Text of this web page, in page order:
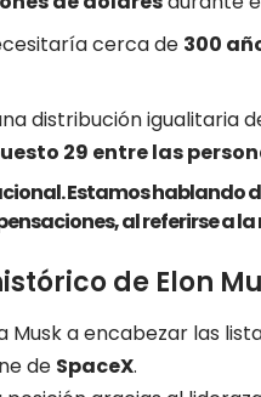
cerca de 300
distribución igualitaria
29 entre las
Estamos hablando
al referirse a
de Elon
a encabezar las
de SpaceX.